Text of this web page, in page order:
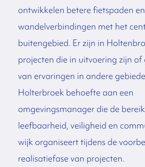
ontwikkelen betere fietspaden en
wandelverbindingen met het
buitengebied. Er zijn in
projecten die in uitvoering zijn of
van ervaringen in andere
Holterbroek behoefte aan een
omgevingsmanager die de
leefbaarheid, veiligheid en
wijk organiseert tijdens de
realisatiefase van projecten.